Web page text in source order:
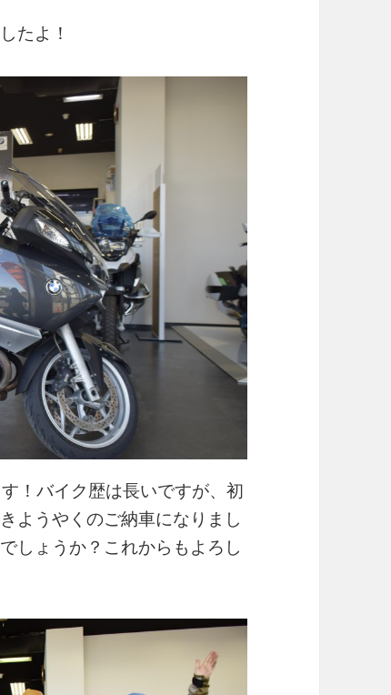
たよ！
！バイク歴は長いですが、初
ようやくのご納車になりまし
しょうか？これからもよろし